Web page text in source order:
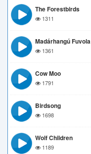
The Forestbirds
1311
Madárhangú Fuvola
1361
Cow Moo
1791
Birdsong
1698
Wolf Children
1189